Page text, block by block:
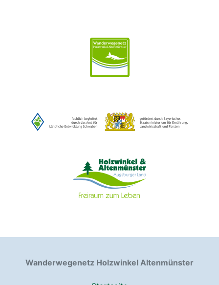
Wanderwegenetz Holzwinkel Altenmünster